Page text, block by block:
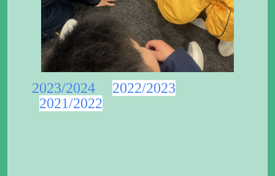
2023/2024
2022/2023
2021/2022